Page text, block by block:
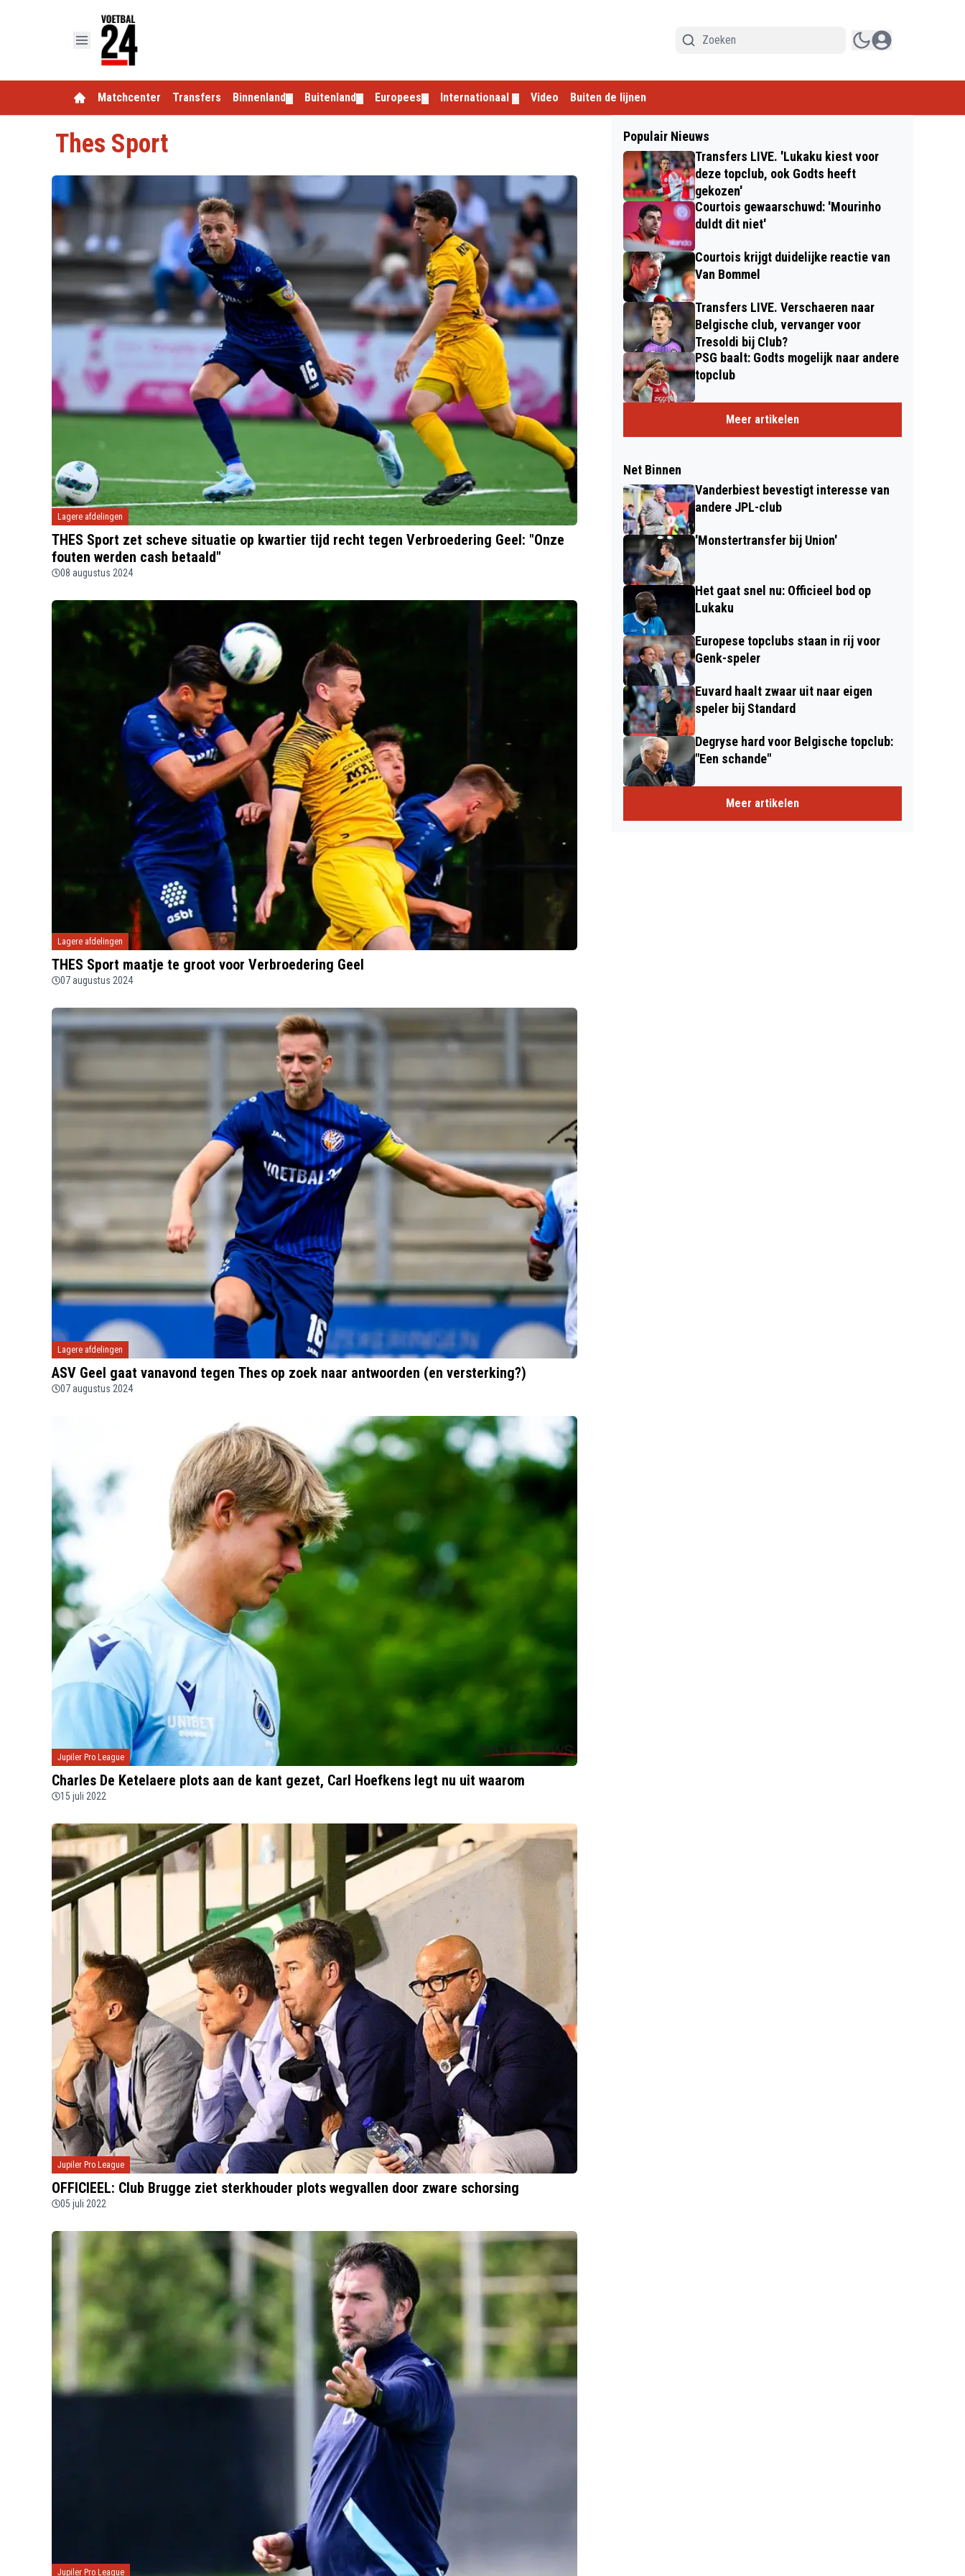
Matchcenter Transfers Binnenland Buitenland Europees Internationaal Video Buiten de lijnen
Thes Sport
Lagere afdelingen
THES Sport zet scheve situatie op kwartier tijd recht tegen Verbroedering Geel: "Onze
fouten werden cash betaald"
08 augustus 2024
Lagere afdelingen
THES Sport maatje te groot voor Verbroedering Geel
07 augustus 2024
Lagere afdelingen
ASV Geel gaat vanavond tegen Thes op zoek naar antwoorden (en versterking?)
07 augustus 2024
Jupiler Pro League
Charles De Ketelaere plots aan de kant gezet, Carl Hoefkens legt nu uit waarom
15 juli 2022
Jupiler Pro League
OFFICIEEL: Club Brugge ziet sterkhouder plots wegvallen door zware schorsing
05 juli 2022
Jupiler Pro League
Populair Nieuws
Transfers LIVE. 'Lukaku kiest voor
deze topclub, ook Godts heeft
gekozen'
Courtois gewaarschuwd: 'Mourinho
duldt dit niet'
Courtois krijgt duidelijke reactie van
Van Bommel
Transfers LIVE. Verschaeren naar
Belgische club, vervanger voor
Tresoldi bij Club?
PSG baalt: Godts mogelijk naar andere
topclub
Meer artikelen
Net Binnen
Vanderbiest bevestigt interesse van
andere JPL-club
'Monstertransfer bij Union'
Het gaat snel nu: Officieel bod op
Lukaku
Europese topclubs staan in rij voor
Genk-speler
Euvard haalt zwaar uit naar eigen
speler bij Standard
Degryse hard voor Belgische topclub:
"Een schande"
Meer artikelen